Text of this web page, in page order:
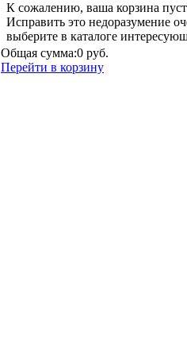
К сожалению, ваша корзина
Исправить это недоразумение
выберите в каталоге
Общая сумма:0 руб.
Перейти в корзину